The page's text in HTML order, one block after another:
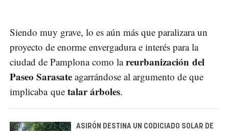
Siendo muy grave, lo es aún más que paralizara un
proyecto de enorme envergadura e interés para la
ciudad de Pamplona como lareurbanización del
Paseo Sarasate agarrándose al argumento de que
implicaba que talar árboles.
ASIRÓN DESTINA UN CODICIADO SOLAR DE